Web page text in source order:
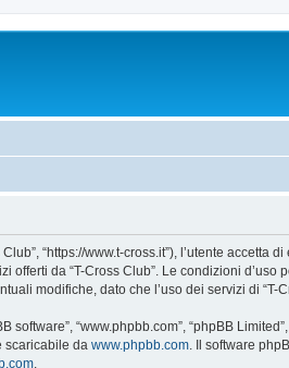
Club”, “https://www.t-cross.it”), l’utente
offerti da “T-Cross Club”. Le condizioni
modifiche, dato che l’uso dei servizi di “T-
software”, “www.phpbb.com”, “phpBB
scaricabile da www.phpbb.com . Il software